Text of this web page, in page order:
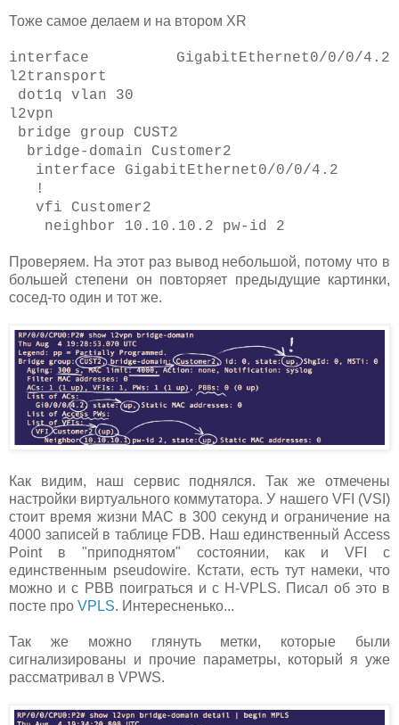
Тоже самое делаем и на втором XR
interface GigabitEthernet0/0/0/4.2
l2transport
dot1q vlan 30
l2vpn
bridge group CUST2
bridge-domain Customer2
interface GigabitEthernet0/0/0/4.2
!
vfi Customer2
neighbor 10.10.10.2 pw-id 2
Проверяем. На этот раз вывод небольшой, потому что в
большей степени он повторяет предыдущие картинки,
сосед-то один и тот же.
Как видим, наш сервис поднялся. Так же отмечены
настройки виртуального коммутатора. У нашего VFI (VSI)
стоит время жизни MAС в 300 секунд и ограничение на
4000 записей в таблице FDB. Наш единственный Access
Point в "приподнятом" состоянии, как и VFI c
единственным pseudowire. Кстати, есть тут намеки, что
можно и с PBB поиграться и с H-VPLS. Писал об это в
посте про VPLS. Интересненько...
Так же можно глянуть метки, которые были
сигнализированы и прочие параметры, который я уже
рассматривал в VPWS.